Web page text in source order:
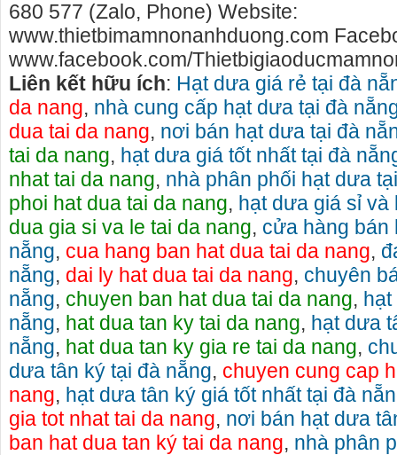
680 577 (Zalo, Phone) Website:
www.thietbimamnonanhduong.com
www.facebook.com/
Liên kết hữu ích: Hạt dưa giá rẻ tại đà
da nang, nhà cung cấp hạt dưa tại đà
dua tai da nang, nơi bán hạt dưa tại đà
tai da nang, hạt dưa giá tốt nhất tại đà
nhat tai da nang, nhà phân phối hạt dưa
phoi hat dua tai da nang, hạt dưa giá sỉ và
dua gia si va le tai da nang, cửa hàng bán
nẵng, cua hang ban hat dua tai da nang,
nẵng, dai ly hat dua tai da nang, chuyên
nẵng, chuyen ban hat dua tai da nang,
nẵng, hat dua tan ky tai da nang, hạt dưa
nẵng, hat dua tan ky gia re tai da nang,
dưa tân ký tại đà nẵng, chuyen cung cap
nang, hạt dưa tân ký giá tốt nhất tại đà
gia tot nhat tai da nang, nơi bán hạt dưa
ban hat dua tan ký tai da nang, nhà phân
cho thue
phú yên
thuê xe
thuê xe
đà nẵng,
Cho thuê nhà nguyên căn Phú Yên, chuyên cho
thuê nhà nguyên căn tại Phú Yên
Chúng tôi hiên đang cho thuê nhà nguyên căn
tại Tuy Hòa - Phú Yên.